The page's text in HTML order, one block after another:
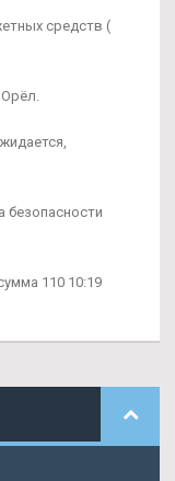
средств (
безопасности
110 10:19